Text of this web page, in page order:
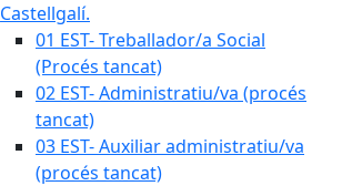
Castellgalí.
01 EST- Treballador/a Social
(Procés tancat)
02 EST- Administratiu/va (procés
tancat)
03 EST- Auxiliar administratiu/va
(procés tancat)